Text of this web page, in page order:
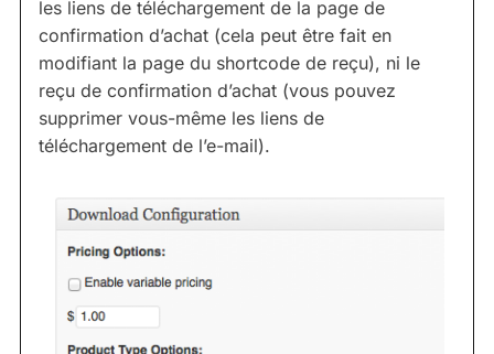
les liens de téléchargement de la page de
confirmation d’achat (cela peut être fait en
modifiant la page du shortcode de reçu), ni le
reçu de confirmation d’achat (vous pouvez
supprimer vous-même les liens de
téléchargement de l’e-mail).